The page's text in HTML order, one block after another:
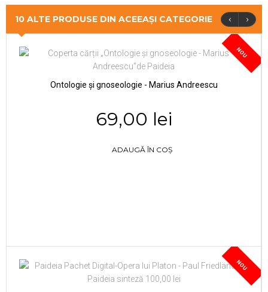
10 ALTE PRODUSE DIN ACEEAȘI CATEGORIE ‹ ›
NOU
Ontologie și gnoseologie - Marius Andreescu
69,00 lei
ADAUGĂ ÎN COȘ
NOU